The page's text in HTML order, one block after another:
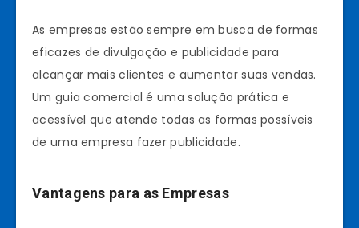
As empresas estão sempre em busca de formas
eficazes de divulgação e publicidade para
alcançar mais clientes e aumentar suas vendas.
Um guia comercial é uma solução prática e
acessível que atende todas as formas possíveis
de uma empresa fazer publicidade.
Vantagens para as Empresas